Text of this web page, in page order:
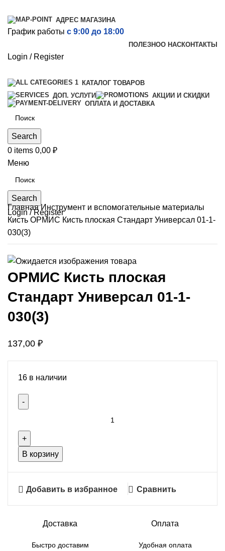
АДРЕС МАГАЗИНА
График работы с 9:00 до 18:00
ПОЛЕЗНОО НАСКОНТАКТЫ
Login / Register
КАТАЛОГ ТОВАРОВ
ДОП. УСЛУГИ
АКЦИИ И СКИДКИ
ОПЛАТА И ДОСТАВКА
Search
0 items 0,00 ₽
Меню
Search
Login / Register
ГлавнаяИнструмент и вспомогательные материалы
Кисть ОРМИС Кисть плоская Стандарт Универсал 01-1-
030(3)
ОРМИС Кисть плоская
Стандарт Универсал 01-1-
030(3)
137,00 ₽
16 в наличии
В корзину
Добавить в избранное Сравнить
Доставка
Быстро доставим
Оплата
Удобная оплата